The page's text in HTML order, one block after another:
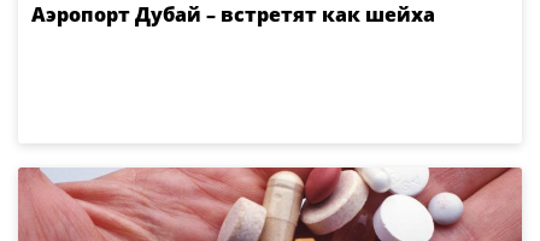
Аэропорт Дубай – встретят как шейха